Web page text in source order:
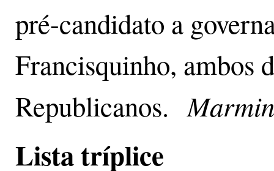
pré-candidato a
Francisquinho, ambos
Republicanos.
Lista tríplice